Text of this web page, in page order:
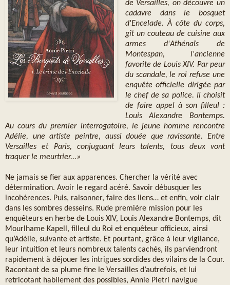
de Versailles, on découvre un
cadavre dans le bosquet
d'Encelade. À côte du corps,
gît un couteau de cuisine aux
armes d'Athénaïs de
Montespan, l'ancienne
favorite de Louis XIV. Par peur
du scandale, le roi refuse une
enquête officielle dirigée par
le chef de sa police. Il choisit
de faire appel à son filleul :
Louis Alexandre Bontemps.
Au cours du premier interrogatoire, le jeune homme rencontre
Adélie, une artiste peintre, aussi douée que ravissante. Entre
Versailles et Paris, conjuguant leurs talents, tous deux vont
traquer le meurtrier...»
Ne jamais se fier aux apparences. Chercher la vérité avec
détermination. Avoir le regard acéré. Savoir débusquer les
incohérences. Puis, raisonner, faire des liens… et enfin, voir clair
dans les sombres desseins. Rude première mission pour les
enquêteurs en herbe de Louis XIV, Louis Alexandre Bontemps, dit
Mourlhame Kapell, filleul du Roi et enquêteur officieux, ainsi
qu’Adélie, suivante et artiste. Et pourtant, grâce à leur vigilance,
leur intuition et leurs nombreux talents cachés, ils parviendront
rapidement à déjouer les intrigues sordides des vilains de la Cour.
Racontant de sa plume fine le Versailles d’autrefois, et lui
retricotant habilement des possibles, Annie Pietri navigue